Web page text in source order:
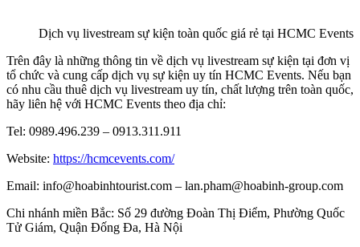
Dịch vụ livestream sự kiện toàn quốc giá rẻ tại HCMC Events
Trên đây là những thông tin về dịch vụ livestream sự kiện tại đơn vị
tổ chức và cung cấp dịch vụ sự kiện uy tín HCMC Events. Nếu bạn
có nhu cầu thuê dịch vụ livestream uy tín, chất lượng trên toàn quốc,
hãy liên hệ với HCMC Events theo địa chỉ:
Tel: 0989.496.239 – 0913.311.911
Website: https://hcmcevents.com/
Email: info@hoabinhtourist.com – lan.pham@hoabinh-group.com
Chi nhánh miền Bắc: Số 29 đường Đoàn Thị Điểm, Phường Quốc
Tử Giám, Quận Đống Đa, Hà Nội